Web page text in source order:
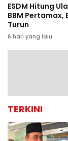
ESDM Hitung
BBM Pertamax,
Turun
6 hari yang lalu
TERKINI